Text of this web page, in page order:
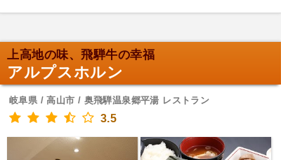
上高地の味、飛騨牛の幸福
アルプスホルン
岐阜県 / 高山市 / 奥飛騨温泉郷平湯 レストラン
3.5